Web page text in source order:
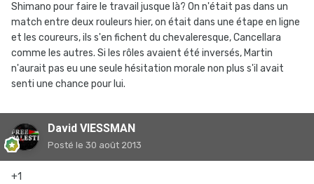
Shimano pour faire le travail jusque là? On n'était pas dans un
match entre deux rouleurs hier, on était dans une étape en ligne
et les coureurs, ils s'en fichent du chevaleresque, Cancellara
comme les autres. Si les rôles avaient été inversés, Martin
n'aurait pas eu une seule hésitation morale non plus s'il avait
senti une chance pour lui.
David VIESSMAN
Posté le 30 août 2013
+1